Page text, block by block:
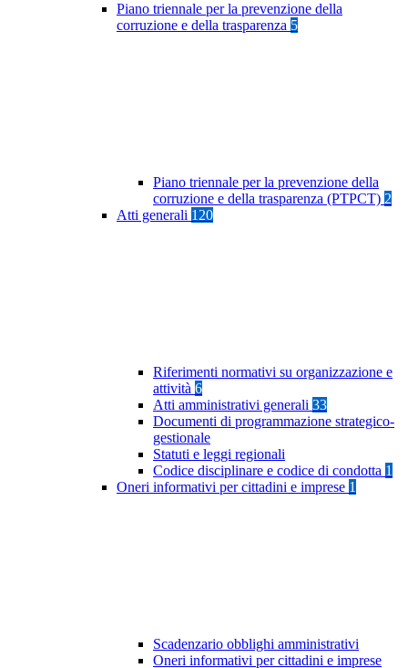
Piano triennale per la prevenzione della
corruzione e della trasparenza 5
Piano triennale per la prevenzione della
corruzione e della trasparenza (PTPCT) 2
Atti generali 120
Riferimenti normativi su organizzazione e
attività 6
Atti amministrativi generali 33
Documenti di programmazione strategico-
gestionale
Statuti e leggi regionali
Codice disciplinare e codice di condotta 1
Oneri informativi per cittadini e imprese 1
Scadenzario obblighi amministrativi
Oneri informativi per cittadini e imprese